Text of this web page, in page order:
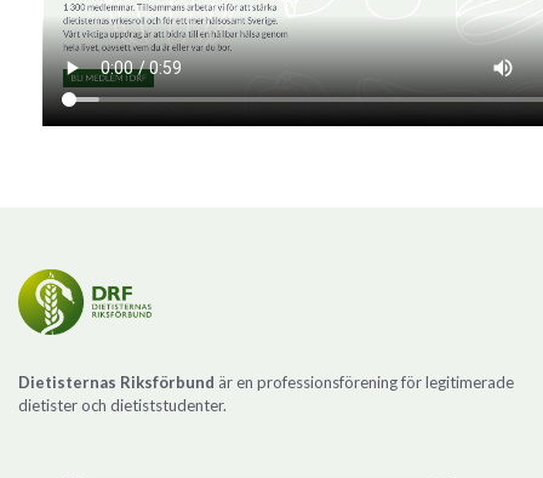
Dietisternas Riksförbund är en professionsförening för legitimerade
dietister och dietiststudenter.